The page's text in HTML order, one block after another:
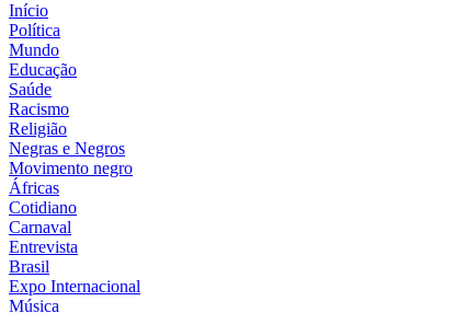
Início
Política
Mundo
Educação
Saúde
Racismo
Religião
Negras e Negros
Movimento negro
Áfricas
Cotidiano
Carnaval
Entrevista
Brasil
Expo Internacional
Música